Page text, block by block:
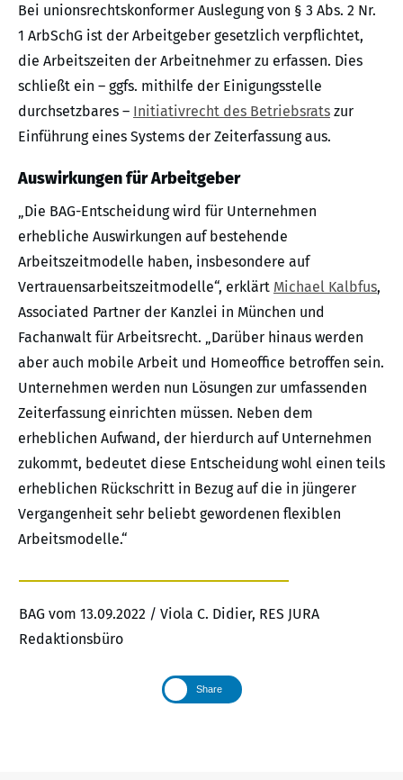
Bei unionsrechtskonformer Auslegung von § 3 Abs. 2 Nr.
1 ArbSchG ist der Arbeitgeber gesetzlich verpflichtet,
die Arbeitszeiten der Arbeitnehmer zu erfassen. Dies
schließt ein – ggfs. mithilfe der Einigungsstelle
durchsetzbares – Initiativrecht des Betriebsrats zur
Einführung eines Systems der Zeiterfassung aus.
Auswirkungen für Arbeitgeber
„Die BAG-Entscheidung wird für Unternehmen
erhebliche Auswirkungen auf bestehende
Arbeitszeitmodelle haben, insbesondere auf
Vertrauensarbeitszeitmodelle“, erklärt Michael Kalbfus,
Associated Partner der Kanzlei in München und
Fachanwalt für Arbeitsrecht. „Darüber hinaus werden
aber auch mobile Arbeit und Homeoffice betroffen sein.
Unternehmen werden nun Lösungen zur umfassenden
Zeiterfassung einrichten müssen. Neben dem
erheblichen Aufwand, der hierdurch auf Unternehmen
zukommt, bedeutet diese Entscheidung wohl einen teils
erheblichen Rückschritt in Bezug auf die in jüngerer
Vergangenheit sehr beliebt gewordenen flexiblen
Arbeitsmodelle.“
BAG vom 13.09.2022 / Viola C. Didier, RES JURA
Redaktionsbüro
Share